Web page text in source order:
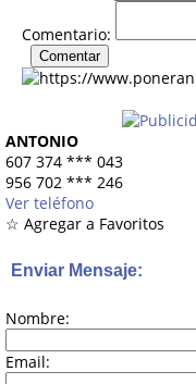
Comentario:
ANTONIO
607 374 *** 043
956 702 *** 246
Ver teléfono
☆ Agregar a Favoritos
Enviar Mensaje:
Nombre:
Email: